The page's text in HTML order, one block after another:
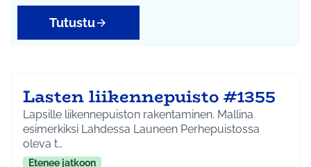
Tutustu
Lasten liikennepuisto #1355
Lapsille liikennepuiston rakentaminen. Mallina
esimerkiksi Lahdessa Launeen Perhepuistossa
oleva t…
Etenee jatkoon